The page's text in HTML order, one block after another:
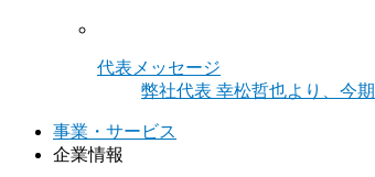
代表メッセージ
弊社代表 幸松哲也より、今
事業・サービス
企業情報